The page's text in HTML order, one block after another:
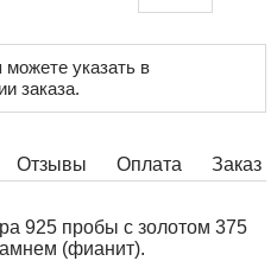
указать в
заказа.
Отзывы Заказ
Оплата
925 пробы с золотом 375
(фианит).